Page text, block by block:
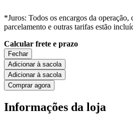
*Juros: Todos os encargos da operação,
parcelamento e outras tarifas estão
Calcular frete e prazo
Fechar
Adicionar à sacola
Adicionar à sacola
Comprar agora
Informações da loja